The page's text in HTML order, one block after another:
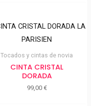
Tocados y cintas de novia
CINTA CRISTAL
DORADA
99,00 €